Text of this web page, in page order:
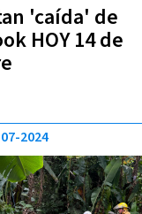
'caída' de
HOY 14 de
2024